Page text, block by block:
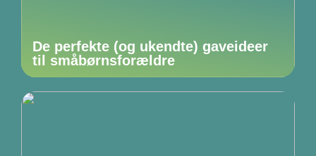
De perfekte (og ukendte) gaveideer
til småbørnsforældre